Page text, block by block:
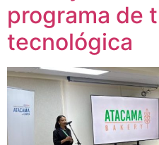
programa de
tecnológica